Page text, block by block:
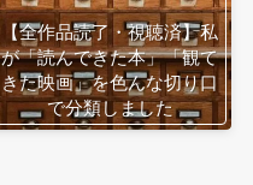
【全作品読了・視聴済】私
が「読んできた本」「観て
きた映画」を色んな切り口
で分類しました